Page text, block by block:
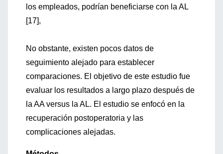
los empleados, podrían beneficiarse con la AL
[17],
No obstante, existen pocos datos de
seguimiento alejado para establecer
comparaciones. El objetivo de este estudio fue
evaluar los resultados a largo plazo después de
la AA versus la AL. El estudio se enfocó en la
recuperación postoperatoria y las
complicaciones alejadas.